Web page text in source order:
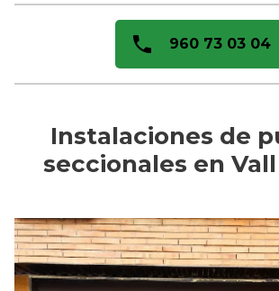
960 73 03 04
Instalaciones de
seccionales en Vall